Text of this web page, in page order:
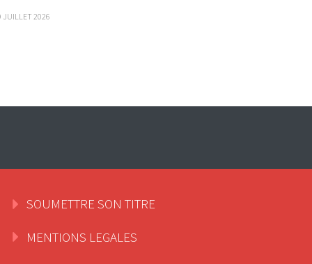
JUILLET 2026
SOUMETTRE SON TITRE
MENTIONS LEGALES